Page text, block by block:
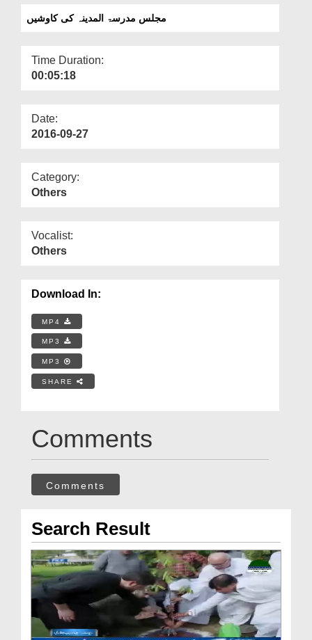
مجلس مدرسۃ المدینہ کی کاوشیں
Time Duration:
00:05:18
Date:
2016-09-27
Category:
Others
Vocalist:
Others
Download In:
MP4
MP3
MP3
SHARE
Comments
Comments
Search Result